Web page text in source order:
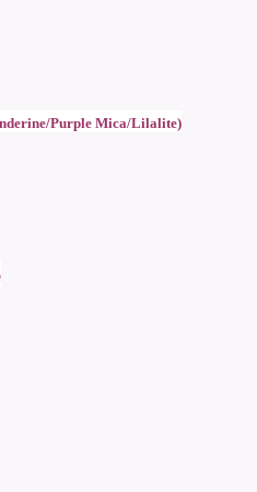
Purple Mica/Lilalite)